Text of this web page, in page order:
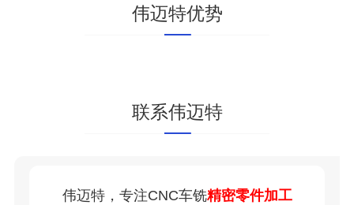
伟迈特优势
联系伟迈特
伟迈特，专注CNC车铣精密零件加工